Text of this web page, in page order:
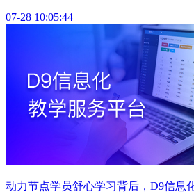
07-28 10:05:44
动力节点学员舒心学习背后，D9信息